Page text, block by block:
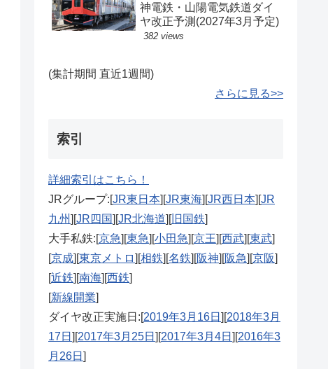
神電鉄・山陽電気鉄道ダイ
ヤ改正予測(2027年3月予定)
382 views
(集計期間 直近1週間)
さらに見る>>
索引
詳細索引はこちら！
JRグループ:[ JR東日本 JR東海 JR西日本 JR
九州
JR四国 JR北海道 旧国鉄
大手私鉄:[ 京急 東急 小田急 京王 西武 東武
京成 東京メトロ 相鉄 名鉄 阪神 阪急 京阪
近鉄 南海 西鉄
新線開業
ダイヤ改正実施日:[ 2019年3月16日
2018年3月
17日
2017年3月25日 2017年3月4日
2016年3
月26日